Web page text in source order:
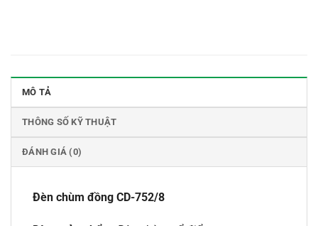
MÔ TẢ
THÔNG SỐ KỸ THUẬT
ĐÁNH GIÁ (0)
Đèn chùm đồng CD-752/8